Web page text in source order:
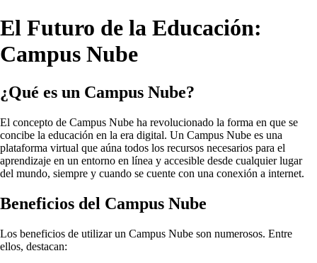
El Futuro de la Educación:
Campus Nube
¿Qué es un Campus Nube?
El concepto de Campus Nube ha revolucionado la forma en que se
concibe la educación en la era digital. Un Campus Nube es una
plataforma virtual que aúna todos los recursos necesarios para el
aprendizaje en un entorno en línea y accesible desde cualquier lugar
del mundo, siempre y cuando se cuente con una conexión a internet.
Beneficios del Campus Nube
Los beneficios de utilizar un Campus Nube son numerosos. Entre
ellos, destacan: